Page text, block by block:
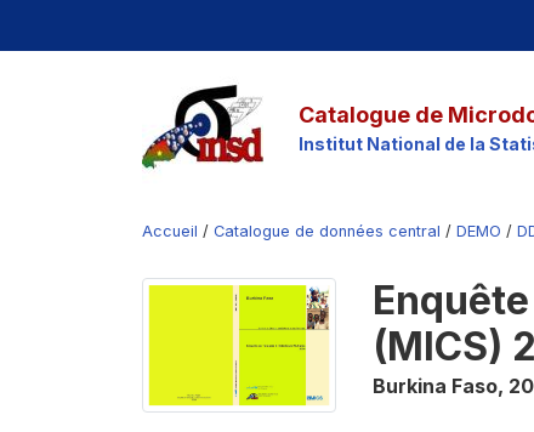
Catalogue de
Institut National de la
Accueil / Catalogue de données central / DEMO /
(MICS)
Burkina Faso,